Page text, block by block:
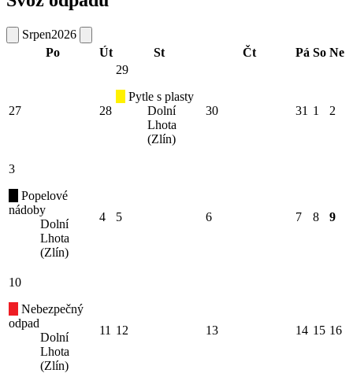
Srpen2026
Po
Út St Čt Pá So Ne
27 28
29
Pytle s plasty
Dolní
Lhota
(Zlín)
30 31 1 2
3
Popelové
nádoby
Dolní
Lhota
(Zlín)
4 5 6 7 8 9
10
Nebezpečný
odpad
Dolní
Lhota
(Zlín)
11 12 13 14 15 16